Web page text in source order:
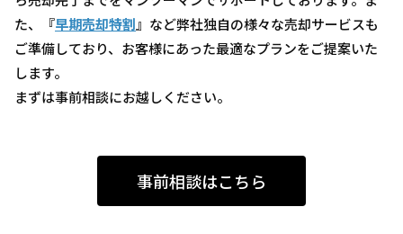
た、『早期売却特割』など弊社独自の様々な売却サービスも
ご準備しており、お客様にあった最適なプランをご提案いた
します。
まずは事前相談にお越しください。
事前相談はこちら